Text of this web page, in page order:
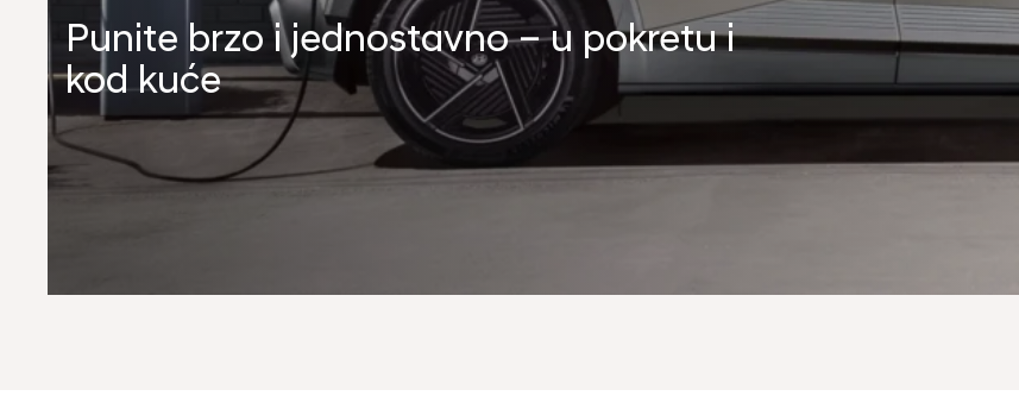
Punite brzo i jednostavno – u pokretu i
kod kuće